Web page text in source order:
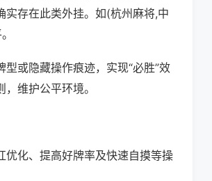
实存在此类外挂。如(杭州麻将,中
或隐藏操作痕迹，实现“必胜”效
维护公平环境。
优化、提高好牌率及快速自摸等操